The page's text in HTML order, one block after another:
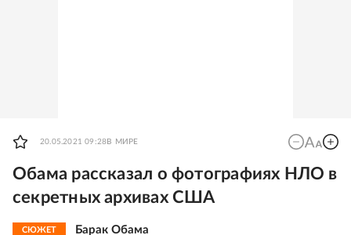
20.05.2021 09:28 В МИРЕ
Обама рассказал о фотографиях НЛО в
секретных архивах США
СЮЖЕТ Барак Обама